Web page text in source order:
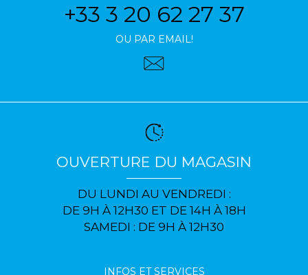
+33 3 20 62 27 37
OU PAR EMAIL!
OUVERTURE DU MAGASIN
DU LUNDI AU VENDREDI :
DE 9H À 12H30 ET DE 14H À 18H
SAMEDI : DE 9H À 12H30
INFOS ET SERVICES